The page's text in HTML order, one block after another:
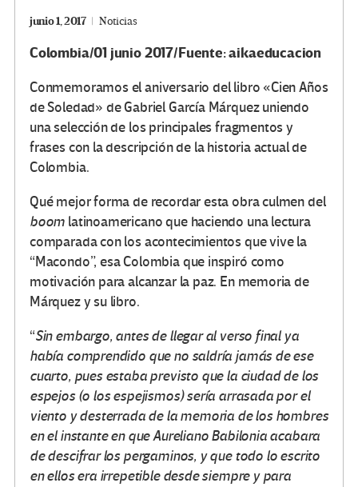
junio 1, 2017 Noticias
Colombia/01 junio 2017/Fuente: aikaeducacion
Conmemoramos el aniversario del libro «Cien Años
de Soledad» de Gabriel García Márquez uniendo
una selección de los principales fragmentos y
frases con la descripción de la historia actual de
Colombia.
Qué mejor forma de recordar esta obra culmen del
boom latinoamericano que haciendo una lectura
comparada con los acontecimientos que vive la
“Macondo”, esa Colombia que inspiró como
motivación para alcanzar la paz. En memoria de
Márquez y su libro.
“Sin embargo, antes de llegar al verso final ya
había comprendido que no saldría jamás de ese
cuarto, pues estaba previsto que la ciudad de los
espejos (o los espejismos) sería arrasada por el
viento y desterrada de la memoria de los hombres
en el instante en que Aureliano Babilonia acabara
de descifrar los pergaminos, y que todo lo escrito
en ellos era irrepetible desde siempre y para